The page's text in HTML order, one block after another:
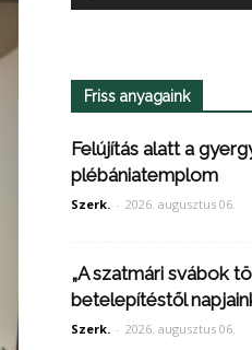
Friss anyagaink
Felújítás alatt a
plébániatemplom
Szerk. - 2026. augusztus 06.
„A szatmári svábok
betelepítéstől
Szerk. - 2026. augusztus 06.